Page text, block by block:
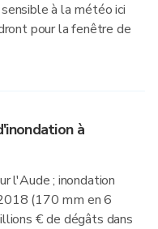
à la météo ici
pour la fenêtre de
à
l'Aude ; inondation
(170 mm en 6
€ de dégâts dans